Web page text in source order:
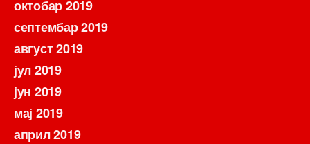
октобар 2019
септембар 2019
август 2019
јул 2019
јун 2019
мај 2019
април 2019